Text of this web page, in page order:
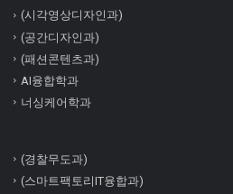
(시각영상디자인과)
(공간디자인과)
(패션콘텐츠과)
AI융합학과
너싱케어학과
(경찰무도과)
(스마트팩토리IT융합과)